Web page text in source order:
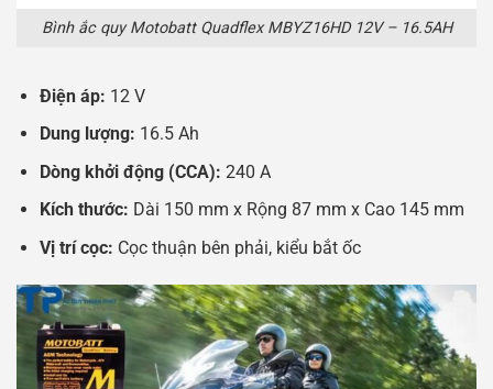
Bình ắc quy Motobatt Quadflex MBYZ16HD 12V – 16.5AH
Điện áp: 12 V
Dung lượng: 16.5 Ah
Dòng khởi động (CCA): 240 A
Kích thước: Dài 150 mm x Rộng 87 mm x Cao 145 mm
Vị trí cọc: Cọc thuận bên phải, kiểu bắt ốc